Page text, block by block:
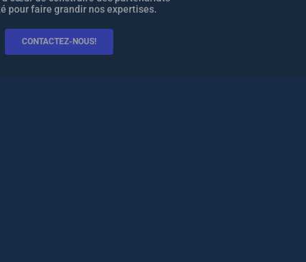
pour faire grandir nos expertises.
CONTACTEZ-NOUS!